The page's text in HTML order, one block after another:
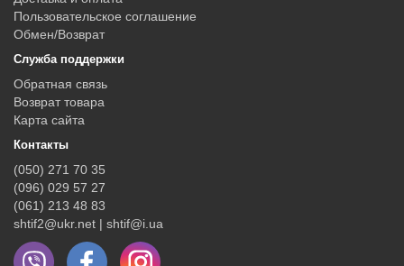
Пользовательское соглашение
Обмен/Возврат
Служба поддержки
Обратная связь
Возврат товара
Карта сайта
Контакты
(050) 271 70 35
(096) 029 57 27
(061) 213 48 83
shtif2@ukr.net | shtif@i.ua